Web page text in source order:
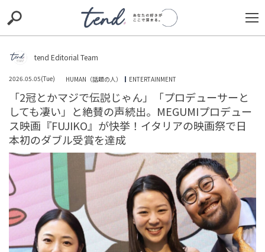
trill nordot RECOMMEND ARENA TOP
「うちの夫ともう会わないでください」親友が紹介した
彼は既婚者だった→親友の本性に思わず絶句
tend Editorial Team
2026.05.05(Tue) HUMAN（話題の人） ENTERTAINMENT
「2冠とかマジで伝説じゃん」「プロデューサーと
しても凄い」と絶賛の声続出。MEGUMIプロデュー
ス映画『FUJIKO』が快挙！イタリアの映画祭で日
本初のダブル受賞を達成